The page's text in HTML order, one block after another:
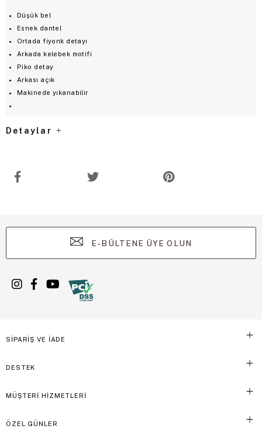
Düşük bel
Esnek dantel
Ortada fiyonk detayı
Arkada kelebek motifi
Piko detay
Arkası açık
Makinede yıkanabilir
Detaylar
E-BÜLTENE ÜYE OLUN
SİPARİŞ VE İADE
DESTEK
MÜŞTERİ HİZMETLERİ
ÖZEL GÜNLER